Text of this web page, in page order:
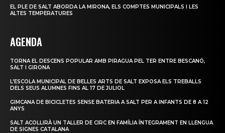
EL PLE DE SALT ABORDA LA MIRONA, ELS COMPTES MUNICIPALS I LES
ALTES TEMPERATURES
AGENDA
TORNA EL DESCENS POPULAR AMB PIRAGUA PEL TER ENTRE BESCANÓ,
SALT I GIRONA
L’ESCOLA MUNICIPAL DE BELLES ARTS DE SALT EXPOSA ELS TREBALLS
DELS SEUS ALUMNES FINS AL 17 DE JULIOL
GIMCANA DE BICICLETES SENSE BATERIA A SALT PER A INFANTS DE 8 A 12
ANYS
SALT ACOLLIRÀ UN TALLER DE CIRC EN FAMÍLIA ÍNTEGRAMENT EN LLENGUA
DE SIGNES CATALANA